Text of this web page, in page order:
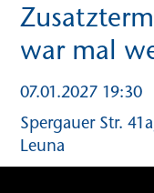
war mal
07.01.2027 19:30
Spergauer Str.
Leuna